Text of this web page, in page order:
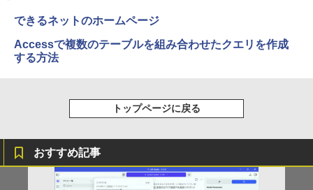
できるネットのホームページ
Accessで複数のテーブルを組み合わせたクエリを作成
する方法
トップページに戻る
おすすめ記事